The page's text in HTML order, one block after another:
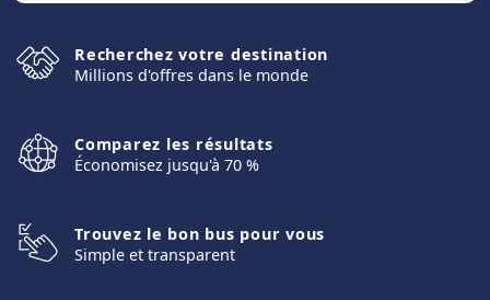
Recherchez votre destination
Millions d'offres dans le monde
Comparez les résultats
Économisez jusqu'à 70 %
Trouvez le bon bus pour vous
Simple et transparent